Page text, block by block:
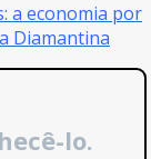
a economia por
Diamantina
lo.